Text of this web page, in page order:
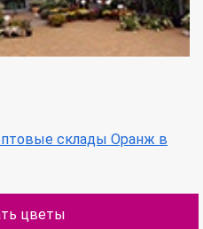
склады Оранж в
цветы